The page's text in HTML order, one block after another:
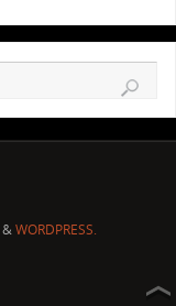
&WORDPRESS.